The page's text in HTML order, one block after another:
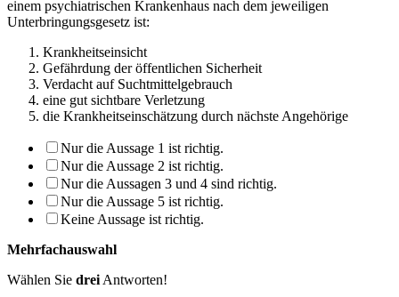
einem psychiatrischen Krankenhaus nach dem jeweiligen
Unterbringungsgesetz ist:
Krankheitseinsicht
Gefährdung der öffentlichen Sicherheit
Verdacht auf Suchtmittelgebrauch
eine gut sichtbare Verletzung
die Krankheitseinschätzung durch nächste Angehörige
Nur die Aussage 1 ist richtig.
Nur die Aussage 2 ist richtig.
Nur die Aussagen 3 und 4 sind richtig.
Nur die Aussage 5 ist richtig.
Keine Aussage ist richtig.
Mehrfachauswahl
Wählen Sie drei Antworten!